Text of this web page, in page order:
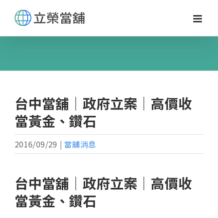
content
台中當舖｜政府立案｜高價收
當黃金、鑽石
2016/09/29 | 當舖消息
台中當舖｜政府立案｜高價收
當黃金、鑽石